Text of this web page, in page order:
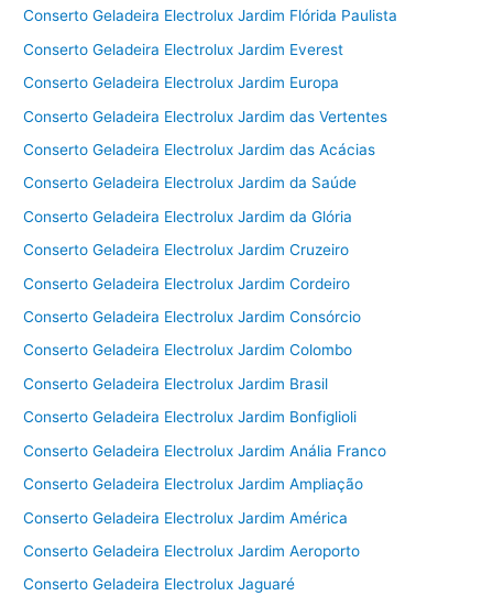
Conserto Geladeira Electrolux Jardim Flórida Paulista
Conserto Geladeira Electrolux Jardim Everest
Conserto Geladeira Electrolux Jardim Europa
Conserto Geladeira Electrolux Jardim das Vertentes
Conserto Geladeira Electrolux Jardim das Acácias
Conserto Geladeira Electrolux Jardim da Saúde
Conserto Geladeira Electrolux Jardim da Glória
Conserto Geladeira Electrolux Jardim Cruzeiro
Conserto Geladeira Electrolux Jardim Cordeiro
Conserto Geladeira Electrolux Jardim Consórcio
Conserto Geladeira Electrolux Jardim Colombo
Conserto Geladeira Electrolux Jardim Brasil
Conserto Geladeira Electrolux Jardim Bonfiglioli
Conserto Geladeira Electrolux Jardim Anália Franco
Conserto Geladeira Electrolux Jardim Ampliação
Conserto Geladeira Electrolux Jardim América
Conserto Geladeira Electrolux Jardim Aeroporto
Conserto Geladeira Electrolux Jaguaré